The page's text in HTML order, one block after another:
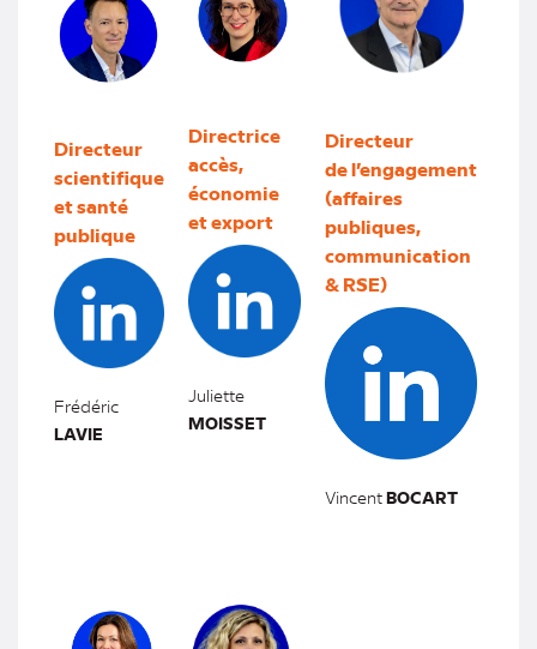
Directeur
scientifique
et santé
publique
Frédéric
LAVIE
Directrice
accès,
économie
et export
Juliette
MOISSET
Directeur
de l’engagement
(affaires
publiques,
communication
& RSE)
VincentBOCART